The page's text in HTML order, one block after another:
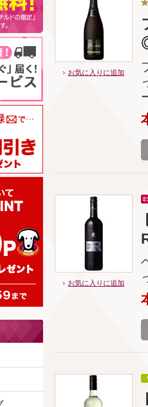
お気に入りに追加
お気に入りに追加